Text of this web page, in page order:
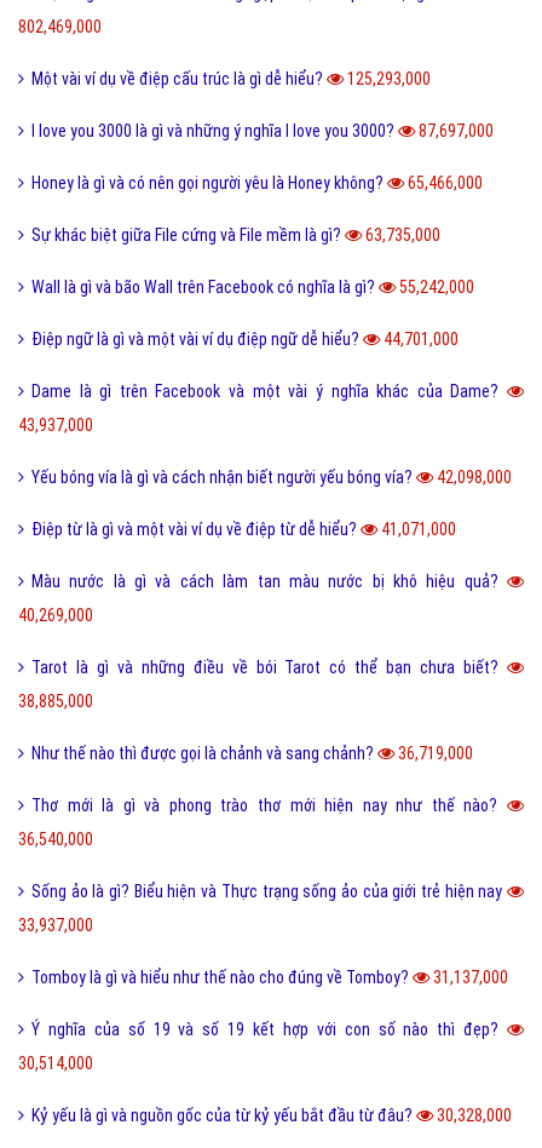
802,469,000
Một vài ví dụ về điệp cấu trúc là gì dễ hiểu? 125,293,000
I love you 3000 là gì và những ý nghĩa I love you 3000? 87,697,000
Honey là gì và có nên gọi người yêu là Honey không? 65,466,000
Sự khác biệt giữa File cứng và File mềm là gì? 63,735,000
Wall là gì và bão Wall trên Facebook có nghĩa là gì? 55,242,000
Điệp ngữ là gì và một vài ví dụ điệp ngữ dễ hiểu? 44,701,000
Dame là gì trên Facebook và một vài ý nghĩa khác của Dame?
43,937,000
Yếu bóng vía là gì và cách nhận biết người yếu bóng vía? 42,098,000
Điệp từ là gì và một vài ví dụ về điệp từ dễ hiểu? 41,071,000
Màu nước là gì và cách làm tan màu nước bị khô hiệu quả?
40,269,000
Tarot là gì và những điều về bói Tarot có thể bạn chưa biết?
38,885,000
Như thế nào thì được gọi là chảnh và sang chảnh? 36,719,000
Thơ mới là gì và phong trào thơ mới hiện nay như thế nào?
36,540,000
Sống ảo là gì? Biểu hiện và Thực trạng sống ảo của giới trẻ hiện nay
33,937,000
Tomboy là gì và hiểu như thế nào cho đúng về Tomboy? 31,137,000
Ý nghĩa của số 19 và số 19 kết hợp với con số nào thì đẹp?
30,514,000
Kỷ yếu là gì và nguồn gốc của từ kỷ yếu bắt đầu từ đâu? 30,328,000